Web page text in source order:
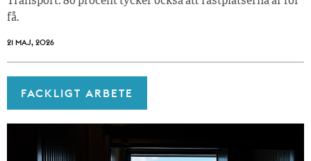
få.
21 MAJ, 2026
FACKLIGT ARBETE